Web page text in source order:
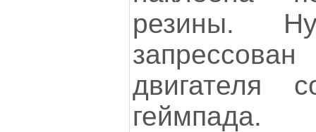
резины.
двигателя
геймпада.